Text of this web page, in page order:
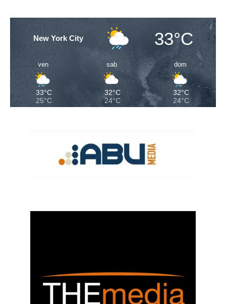
New York City 33°C
ven
33°C
25°C
sab
32°C
24°C
dom
32°C
24°C